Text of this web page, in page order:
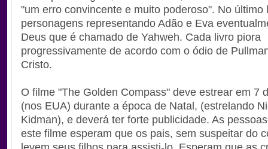
"um erro convincente e muito poderoso". No último
personagens representando Adão e Eva
Deus que é chamado de Yahweh. Cada livro piora
progressivamente de acordo com o ódio de
Cristo.
O filme "The Golden Compass" deve estrear em 7
(nos EUA) durante a época de Natal, (estrelando
Kidman), e deverá ter forte publicidade. As
este filme esperam que os pais, sem suspeitar do